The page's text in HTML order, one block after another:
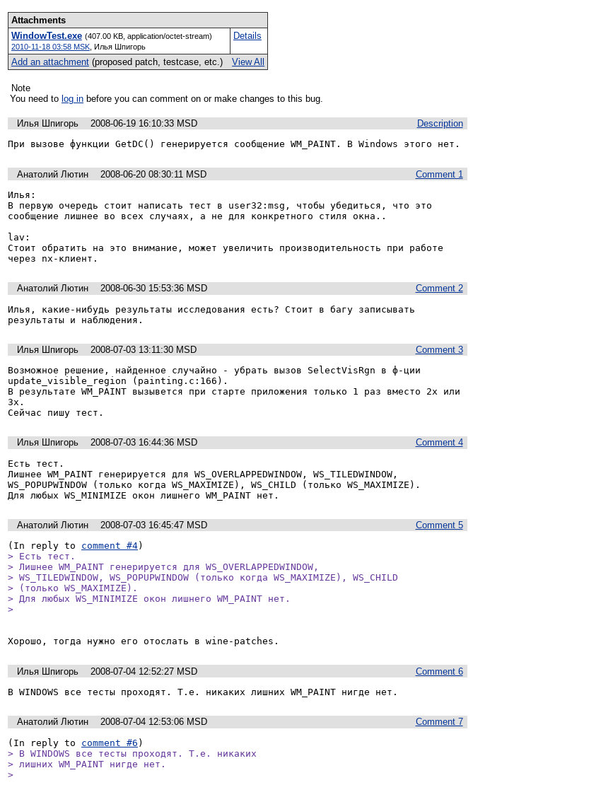
Attachments
WindowTest.exe (407.00 KB, application/octet-stream)
2010-11-18 03:58 MSK, Илья Шпигорь
Details
View All
Add an attachment(proposed patch, testcase, etc.)
Note
You need to log in before you can comment on or make changes to this bug.
Description
Илья Шпигорь
2008-06-19 16:10:33 MSD
При вызове функции GetDC() генерируется сообщение WM_PAINT. В Windows этого нет.
Comment 1
Анатолий Лютин
2008-06-20 08:30:11 MSD
Илья:
В первую очередь стоит написать тест в user32:msg, чтобы убедиться, что это
сообщение лишнее во всех случаях, а не для конкретного стиля окна..
lav:
Стоит обратить на это внимание, может увеличить производительность при работе
через nx-клиент.
Comment 2
Анатолий Лютин
2008-06-30 15:53:36 MSD
Илья, какие-нибудь результаты исследования есть? Стоит в багу записывать
результаты и наблюдения.
Comment 3
Илья Шпигорь
2008-07-03 13:11:30 MSD
Возможное решение, найденное случайно - убрать вызов SelectVisRgn в ф-ции
update_visible_region (painting.c:166).
В результате WM_PAINT вызывется при старте приложения только 1 раз вместо 2х или
3х.
Сейчас пишу тест.
Comment 4
Илья Шпигорь
2008-07-03 16:44:36 MSD
Есть тест.
Лишнее WM_PAINT генерируется для WS_OVERLAPPEDWINDOW, WS_TILEDWINDOW,
WS_POPUPWINDOW (только когда WS_MAXIMIZE), WS_CHILD (только WS_MAXIMIZE).
Comment 5
Анатолий Лютин
2008-07-03 16:45:47 MSD
(In reply to comment #4
> Есть тест.
> Лишнее WM_PAINT генерируется для WS_OVERLAPPEDWINDOW,
> WS_TILEDWINDOW, WS_POPUPWINDOW (только когда WS_MAXIMIZE), WS_CHILD
> (только WS_MAXIMIZE).
> Для любых WS_MINIMIZE окон лишнего WM_PAINT нет.
>
Хорошо, тогда нужно его отослать в wine-patches.
Comment 6
Илья Шпигорь
2008-07-04 12:52:27 MSD
В WINDOWS все тесты проходят. Т.е. никаких лишних WM_PAINT нигде нет.
Comment 7
Анатолий Лютин
2008-07-04 12:53:06 MSD
(In reply to comment #6
> В WINDOWS все тесты проходят. Т.е. никаких
> лишних WM_PAINT нигде нет.
>